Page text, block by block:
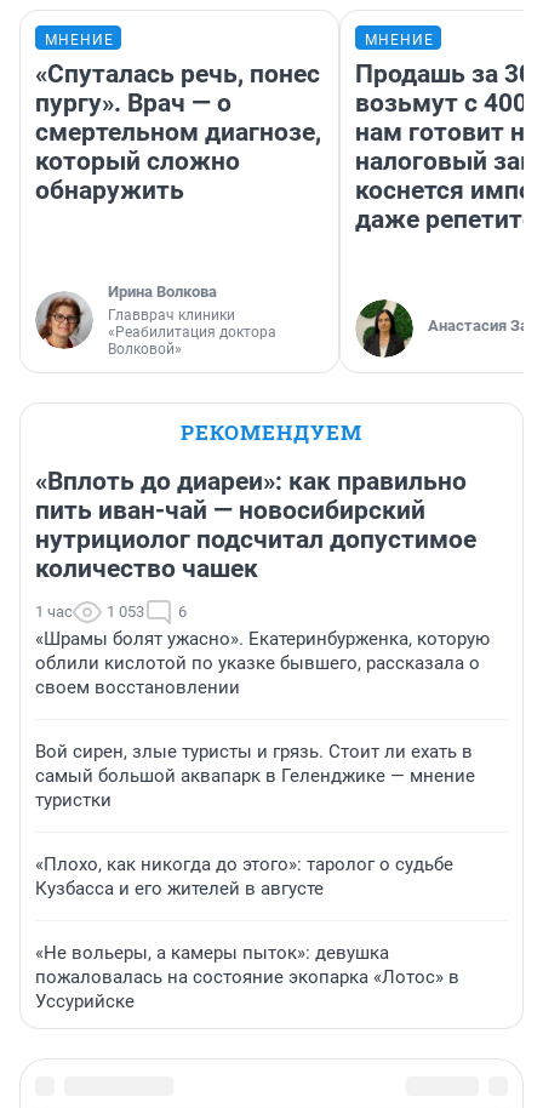
МНЕНИЕ
«Спуталась речь, понес
пургу». Врач — о
смертельном диагнозе,
который сложно
обнаружить
Ирина Волкова
Главврач клиники
«Реабилитация доктора
Волковой»
МНЕНИЕ
Продашь за
возьмут с
нам готовит
налоговый
коснется
даже
Анастасия
РЕКОМЕНДУЕМ
«Вплоть до диареи»: как правильно
пить иван-чай — новосибирский
нутрициолог подсчитал допустимое
количество чашек
1 час 1 053 6
«Шрамы болят ужасно». Екатеринбурженка, которую
облили кислотой по указке бывшего, рассказала о
своем восстановлении
Вой сирен, злые туристы и грязь. Стоит ли ехать в
самый большой аквапарк в Геленджике — мнение
туристки
«Плохо, как никогда до этого»: таролог о судьбе
Кузбасса и его жителей в августе
«Не вольеры, а камеры пыток»: девушка
пожаловалась на состояние экопарка «Лотос» в
Уссурийске